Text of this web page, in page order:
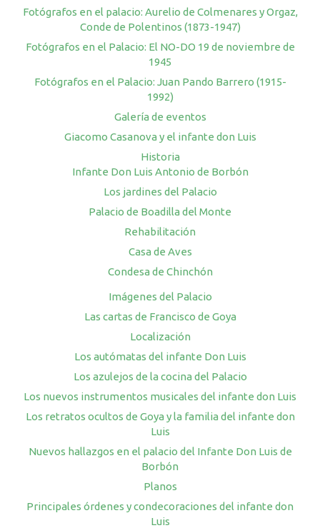
Fotógrafos en el palacio: Aurelio de Colmenares y Orgaz,
Conde de Polentinos (1873-1947)
Fotógrafos en el Palacio: El NO-DO 19 de noviembre de
1945
Fotógrafos en el Palacio: Juan Pando Barrero (1915-
1992)
Galería de eventos
Giacomo Casanova y el infante don Luis
Historia
Infante Don Luis Antonio de Borbón
Los jardines del Palacio
Palacio de Boadilla del Monte
Rehabilitación
Casa de Aves
Condesa de Chinchón
Imágenes del Palacio
Las cartas de Francisco de Goya
Localización
Los autómatas del infante Don Luis
Los azulejos de la cocina del Palacio
Los nuevos instrumentos musicales del infante don Luis
Los retratos ocultos de Goya y la familia del infante don
Luis
Nuevos hallazgos en el palacio del Infante Don Luis de
Borbón
Planos
Principales órdenes y condecoraciones del infante don
Luis